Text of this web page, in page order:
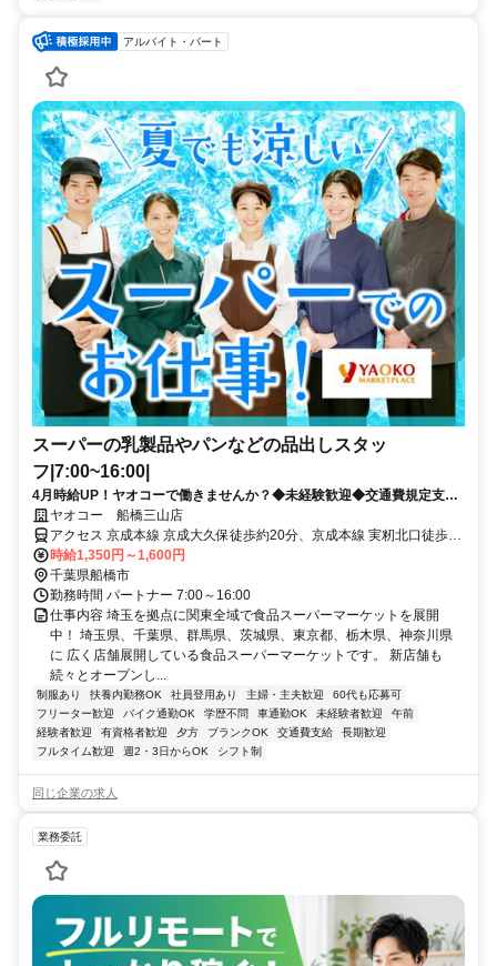
アルバイト・パート
スーパーの乳製品やパンなどの品出しスタッ
フ|7:00~16:00|
4月時給UP！ヤオコーで働きませんか？◆未経験歓迎◆交通費規定支給
◆福利厚生充実
ヤオコー 船橋三山店
アクセス 京成本線 京成大久保徒歩約20分、京成本線 実籾北口徒歩約
24分、新京成電鉄 習志野徒歩約32分 京成線大久保駅より徒歩約22
分。 車通勤 OK バイク通勤 OK 自転車通勤 OK
時給1,350円～1,600円
千葉県船橋市
勤務時間 パートナー 7:00～16:00
仕事内容 埼玉を拠点に関東全域で食品スーパーマーケットを展開
中！ 埼玉県、千葉県、群馬県、茨城県、東京都、栃木県、神奈川県
に 広く店舗展開している食品スーパーマーケットです。 新店舗も
続々とオープンし...
制服あり 扶養内勤務OK 社員登用あり 主婦・主夫歓迎
60代も応募可
フリーター歓迎
バイク通勤OK 学歴不問 車通勤OK 未経験者歓迎
午前
経験者歓迎
有資格者歓迎 夕方 ブランクOK 交通費支給
長期歓迎
フルタイム歓迎
週2・3日からOK シフト制
同じ企業の求人
業務委託